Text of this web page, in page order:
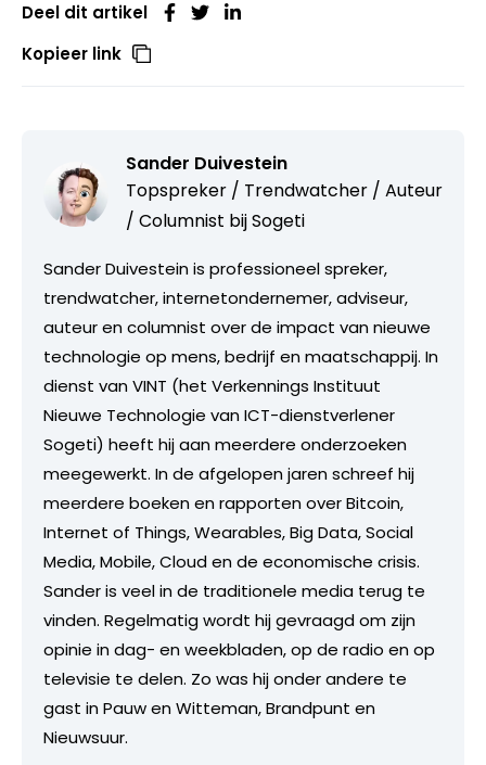
Deel dit artikel
Kopieer link
Sander Duivestein
Topspreker / Trendwatcher / Auteur
/ Columnist bijSogeti
Sander Duivestein is professioneel spreker,
trendwatcher, internetondernemer, adviseur,
auteur en columnist over de impact van nieuwe
technologie op mens, bedrijf en maatschappij. In
dienst van VINT (het Verkennings Instituut
Nieuwe Technologie van ICT-dienstverlener
Sogeti) heeft hij aan meerdere onderzoeken
meegewerkt. In de afgelopen jaren schreef hij
meerdere boeken en rapporten over Bitcoin,
Internet of Things, Wearables, Big Data, Social
Media, Mobile, Cloud en de economische crisis.
Sander is veel in de traditionele media terug te
vinden. Regelmatig wordt hij gevraagd om zijn
opinie in dag- en weekbladen, op de radio en op
televisie te delen. Zo was hij onder andere te
gast in Pauw en Witteman, Brandpunt en
Nieuwsuur.